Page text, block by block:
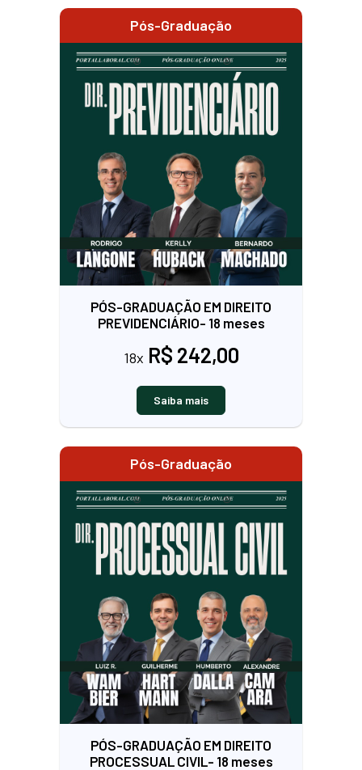
Pós-Graduação
PÓS-GRADUAÇÃO EM DIREITO
PREVIDENCIÁRIO- 18 meses
18x R$ 242,00
Saiba mais
Pós-Graduação
PÓS-GRADUAÇÃO EM DIREITO
PROCESSUAL CIVIL- 18 meses